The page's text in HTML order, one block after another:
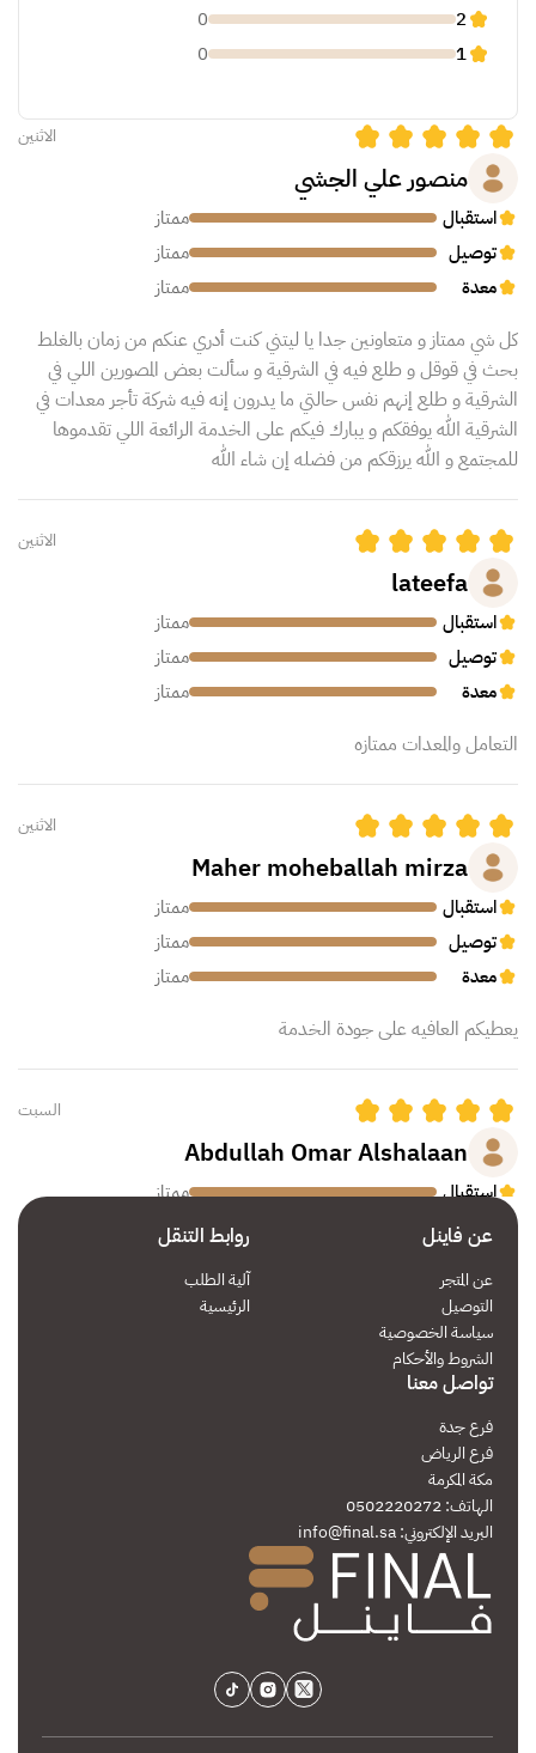
الاثنين
منصور علي الجشي
استقبال
ممتاز
توصيل
ممتاز
معدة
ممتاز
كل شي ممتاز و متعاونين جدا يا ليتني كنت أدري عنكم من زمان بالغلط
بحث في قوقل و طلع فيه في الشرقية و سألت بعض المصورين اللي في
الشرقية و طلع إنهم نفس حالتي ما يدرون إنه فيه شركة تأجر معدات في
الشرقية الله يوفقكم و يبارك فيكم على الخدمة الرائعة اللي تقدموها
للمجتمع و الله يرزقكم من فضله إن شاء الله
الاثنين
lateefa
استقبال
ممتاز
توصيل
ممتاز
معدة
ممتاز
التعامل والمعدات ممتازه
الاثنين
Maher moheballah mirza
استقبال
ممتاز
توصيل
ممتاز
معدة
ممتاز
يعطيكم العافيه على جودة الخدمة
السبت
Abdullah Omar Alshalaan
استقبال
ممتاز
توصيل
ممتاز
كل شيء تمام
Hussam Nasser
استقبال
توصيل
معدة
دايما رائعين
2
0
1
0
عن فاينل
عن المتجر
التوصيل
سياسة الخصوصية
الشروط والأحكام
روابط التنقل
آلية الطلب
الرئيسية
تواصل معنا
فرع جدة
فرع الرياض
مكة المكرمة
الهاتف: 0502220272
البريد الإلكتروني:info@final.sa